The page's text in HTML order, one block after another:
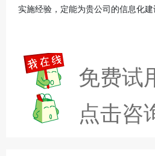
实施经验，定能为贵公司的信息化建
免费试
点击咨